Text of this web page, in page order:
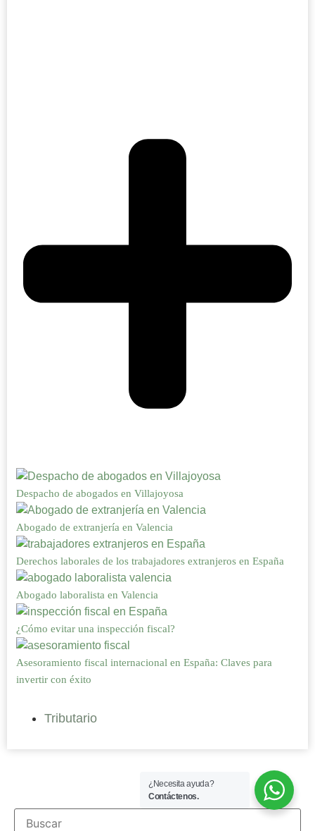
Despacho de abogados en Villajoyosa
Abogado de extranjería en Valencia
Derechos laborales de los trabajadores extranjeros en España
Abogado laboralista en Valencia
¿Cómo evitar una inspección fiscal?
Asesoramiento fiscal internacional en España: Claves para
invertir con éxito
Tributario
¿Necesita ayuda?
Contáctenos.